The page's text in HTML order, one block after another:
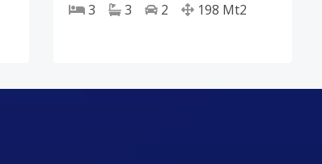
3 3 2 198 Mt2